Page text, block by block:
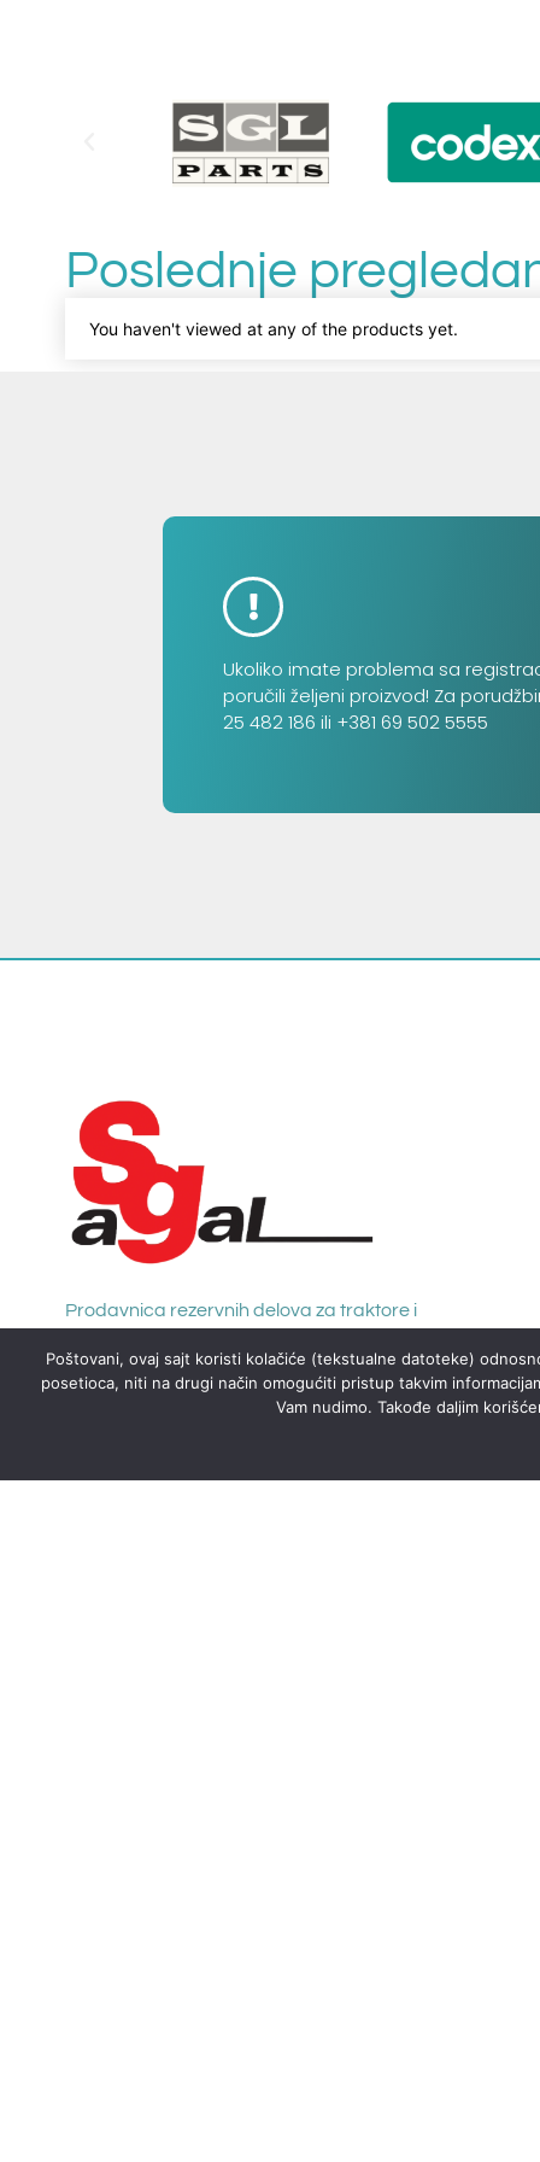
Poslednje
You haven't viewed at any of the products yet.
Ukoliko imate problema sa
poručili željeni proizvod! Za
25 482 186 ili +381 69 502 5555
Prodavnica rezervnih delova za traktore i
hidraulike i creva za dovod goriva
Poštovani, ovaj sajt koristi kolačiće (tekstualne datoteke)
posetioca, niti na drugi način omogućiti pristup takvim
Vam nudimo. Takođe daljim